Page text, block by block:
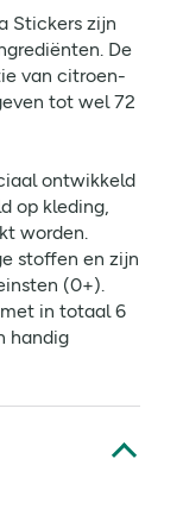
Stickers zijn
De
van citroen-
tot wel 72
ontwikkeld
op kleding,
worden.
stoffen en zijn
(0+).
in totaal 6
handig